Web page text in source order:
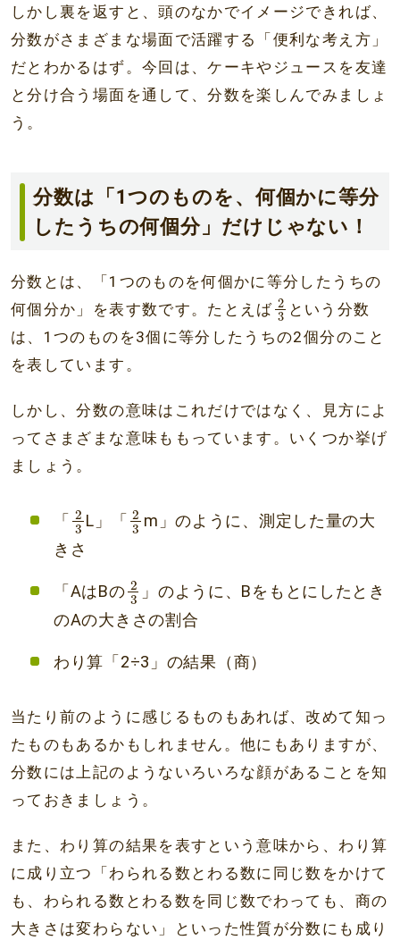
しかし裏を返すと、頭のなかでイメージできれば、
分数がさまざまな場面で活躍する「便利な考え方」
だとわかるはず。今回は、ケーキやジュースを友達
と分け合う場面を通して、分数を楽しんでみましょ
う。
分数は「1つのものを、何個かに等分
したうちの何個分」だけじゃない！
分数とは、「1つのものを何個かに等分したうちの
何個分か」を表す数です。たとえば 2
3
2 3
という分数
は、1つのものを3個に等分したうちの2個分のこと
を表しています。
しかし、分数の意味はこれだけではなく、見方によ
ってさまざまな意味ももっています。いくつか挙げ
ましょう。
「 2
3
2 3L」「 2
3
2 3
m」のように、測定した量の大
きさ
「AはBの 2
3
2 」のように、Bをもとにしたとき
のAの大きさの割合
わり算「2÷3」の結果（商）
当たり前のように感じるものもあれば、改めて知っ
たものもあるかもしれません。他にもありますが、
分数には上記のようないろいろな顔があることを知
っておきましょう。
また、わり算の結果を表すという意味から、わり算
に成り立つ「わられる数とわる数に同じ数をかけて
も、わられる数とわる数を同じ数でわっても、商の
大きさは変わらない」といった性質が分数にも成り